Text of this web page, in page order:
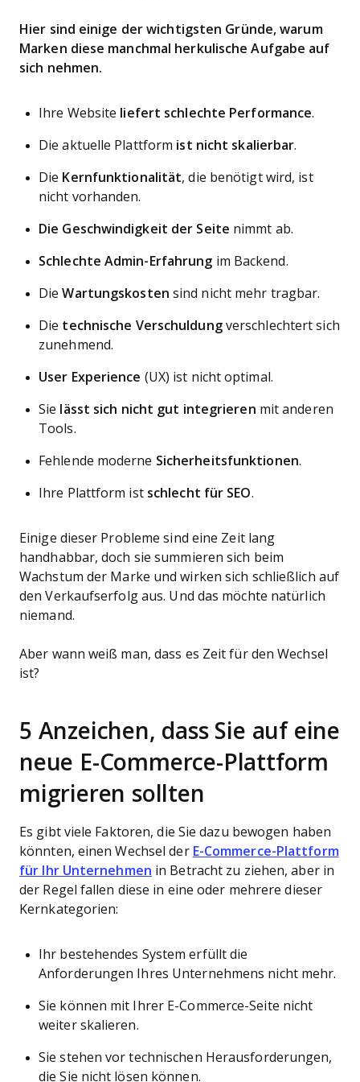
Hier sind einige der wichtigsten Gründe, warum
Marken diese manchmal herkulische Aufgabe auf
sich nehmen.
Ihre Website liefert schlechte Performance.
Die aktuelle Plattform ist nicht skalierbar.
Die Kernfunktionalität, die benötigt wird, ist
nicht vorhanden.
Die Geschwindigkeit der Seite nimmt ab.
Schlechte Admin-Erfahrung im Backend.
DieWartungskosten sind nicht mehr tragbar.
Die technische Verschuldungverschlechtert sich
zunehmend.
User Experience (UX) ist nicht optimal.
Sie lässt sich nicht gut integrieren mit anderen
Tools.
Fehlende moderne Sicherheitsfunktionen.
Ihre Plattform ist schlecht für SEO.
Einige dieser Probleme sind eine Zeit lang
handhabbar, doch sie summieren sich beim
Wachstum der Marke und wirken sich schließlich auf
den Verkaufserfolg aus. Und das möchte natürlich
niemand.
Aber wann weiß man, dass es Zeit für den Wechsel
ist?
5 Anzeichen, dass Sie auf eine
neue E-Commerce-Plattform
migrieren sollten
Es gibt viele Faktoren, die Sie dazu bewogen haben
könnten, einen Wechsel der E-Commerce-Plattform
für Ihr Unternehmen in Betracht zu ziehen, aber in
der Regel fallen diese in eine oder mehrere dieser
Kernkategorien:
Ihr bestehendes System erfüllt die
Anforderungen Ihres Unternehmens nicht mehr.
Sie können mit Ihrer E-Commerce-Seite nicht
weiter skalieren.
Sie stehen vor technischen Herausforderungen,
die Sie nicht lösen können.